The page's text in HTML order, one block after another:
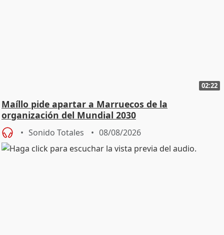
02:22
Maíllo pide apartar a Marruecos de la
organización del Mundial 2030
Sonido Totales 08/08/2026